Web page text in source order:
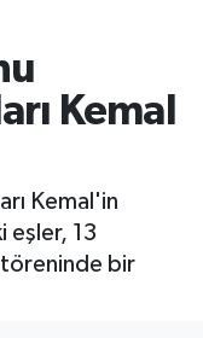
Kemal
Kemal'in
eşler, 13
töreninde bir